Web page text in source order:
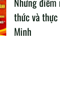
thức và thực
Minh